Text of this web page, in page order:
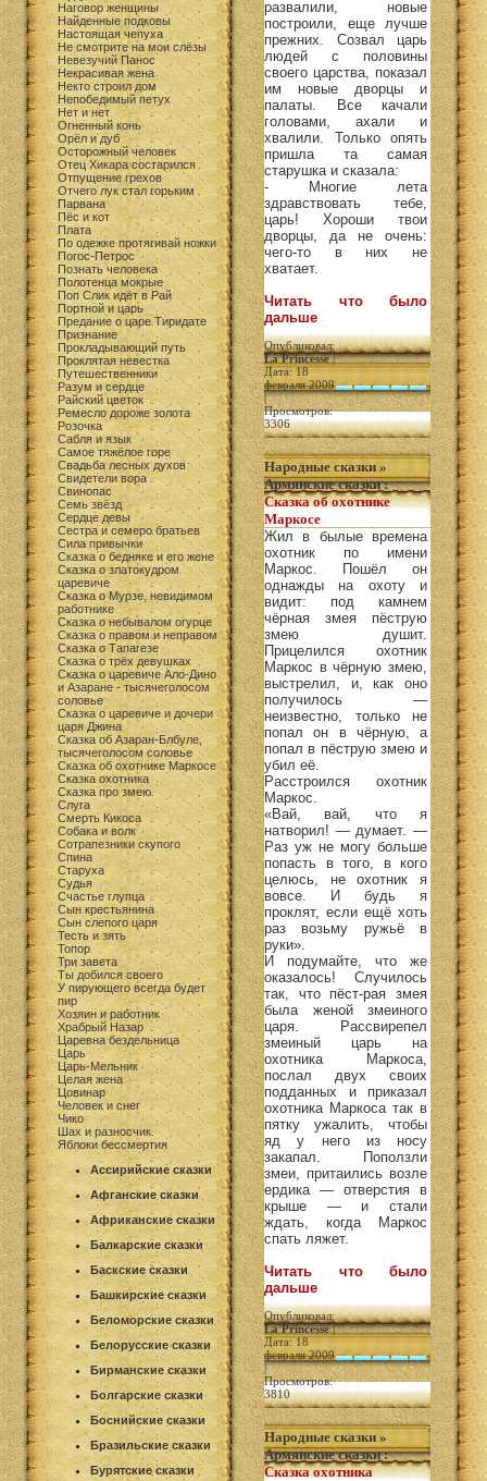
Наговор женщины
Найденные подковы
Настоящая чепуха
Не смотрите на мои слёзы
Невезучий Панос
Некрасивая жена
Некто строил дом
Непобедимый петух
Нет и нет
Огненный конь
Орёл и дуб
Осторожный человек
Отец Хикара состарился
Отпущение грехов
Отчего лук стал горьким
Парвана
Пёс и кот
Плата
По одежке протягивай ножки
Погос-Петрос
Познать человека
Полотенца мокрые
Поп Слик идёт в Рай
Портной и царь
Предание о царе Тиридате
Признание
Прокладывающий путь
Проклятая невестка
Путешественники
Разум и сердце
Райский цветок
Ремесло дороже золота
Розочка
Сабля и язык
Самое тяжёлое горе
Свадьба лесных духов
Свидетели вора
Свинопас
Семь звёзд
Сердце девы
Сестра и семеро братьев
Сила привычки
Сказка о бедняке и его жене
Сказка о златокудром
царевиче
Сказка о Мурзе, невидимом
работнике
Сказка о небывалом огурце
Сказка о правом и неправом
Сказка о Тапагезе
Сказка о трёх девушках
Сказка о царевиче Ало-Дино
и Азаране - тысячеголосом
соловье
Сказка о царевиче и дочери
царя Джина
Сказка об Азаран-Блбуле,
тысячеголосом соловье
Сказка об охотнике Маркосе
Сказка охотника
Сказка про змею
Слуга
Смерть Кикоса
Собака и волк
Сотрапезники скупого
Спина
Старуха
Судья
Счастье глупца
Сын крестьянина
Сын слепого царя
Тесть и зять
Топор
Три завета
Ты добился своего
У пирующего всегда будет
пир
Хозяин и работник
Храбрый Назар
Царевна бездельница
Царь
Царь-Мельник
Целая жена
Цовинар
Человек и снег
Чико
Шах и разносчик
Яблоки бессмертия
Ассирийские сказки
Афганские сказки
Африканские сказки
Балкарские сказки
Баскские сказки
Башкирские сказки
Беломорские сказки
Белорусские сказки
Бирманские сказки
Болгарские сказки
Боснийские сказки
Бразильские сказки
Бурятские сказки
развалили, новые
построили, еще лучше
прежних. Созвал царь
людей с половины
своего царства, показал
им новые дворцы и
палаты. Все качали
головами, ахали и
хвалили. Только опять
пришла та самая
старушка и сказала:
- Многие лета
здравствовать тебе,
царь! Хороши твои
дворцы, да не очень:
чего-то в них не
хватает.
Читать что было
дальше
Опубликовал:
La Princesse|
Дата: 18
февраля 2009
|
Просмотров:
3306
Народные сказки »
Армянские сказки:
Сказка об охотнике
Маркосе
Жил в былые времена
охотник по имени
Маркос. Пошёл он
однажды на охоту и
видит: под камнем
чёрная змея пёструю
змею душит.
Прицелился охотник
Маркос в чёрную змею,
выстрелил, и, как оно
получилось —
неизвестно, только не
попал он в чёрную, а
попал в пёструю змею и
убил её.
Расстроился охотник
Маркос.
«Вай, вай, что я
натворил! — думает. —
Раз уж не могу больше
попасть в того, в кого
целюсь, не охотник я
вовсе. И будь я
проклят, если ещё хоть
раз возьму ружьё в
руки».
И подумайте, что же
оказалось! Случилось
так, что пёст-рая змея
была женой змеиного
царя. Рассвирепел
змеиный царь на
охотника Маркоса,
послал двух своих
подданных и приказал
охотника Маркоса так в
пятку ужалить, чтобы
яд у него из носу
закапал. Поползли
змеи, притаились возле
ердика — отверстия в
крыше — и стали
ждать, когда Маркос
спать ляжет.
Читать что было
дальше
Опубликовал:
La Princesse|
Дата: 18
февраля 2009
|
Просмотров:
3810
Народные сказки »
Армянские сказки:
Сказка охотника